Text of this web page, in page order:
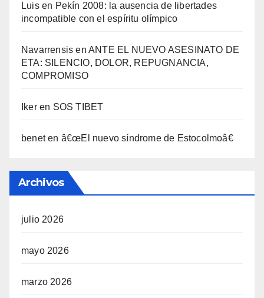
Luisen Pekí­n 2008: la ausencia de libertades
incompatible con el espí­ritu olí­mpico
Navarrensis enANTE EL NUEVO ASESINATO DE
ETA: SILENCIO, DOLOR, REPUGNANCIA,
COMPROMISO
Ikeren SOS TIBET
beneten â€œEl nuevo sí­ndrome de Estocolmoâ€
Archivos
julio 2026
mayo 2026
marzo 2026